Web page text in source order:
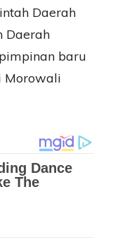
Daerah
Daerah
baru
Morowali